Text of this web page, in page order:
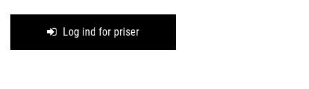
Log ind for priser